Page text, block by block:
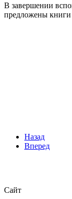
В завершении
предложены
Назад
Вперед
Сайт